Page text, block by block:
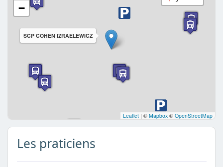
SCP COHEN IZRAELEWICZ
−
Leaflet | © Mapbox © OpenStreetMap
Les praticiens